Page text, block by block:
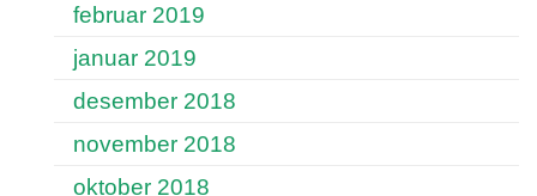
februar 2019
januar 2019
desember 2018
november 2018
oktober 2018